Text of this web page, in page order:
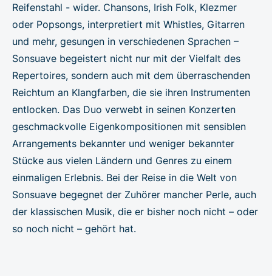
Reifenstahl - wider. Chansons, Irish Folk, Klezmer
oder Popsongs, interpretiert mit Whistles, Gitarren
und mehr, gesungen in verschiedenen Sprachen –
Sonsuave begeistert nicht nur mit der Vielfalt des
Repertoires, sondern auch mit dem überraschenden
Reichtum an Klangfarben, die sie ihren Instrumenten
entlocken. Das Duo verwebt in seinen Konzerten
geschmackvolle Eigenkompositionen mit sensiblen
Arrangements bekannter und weniger bekannter
Stücke aus vielen Ländern und Genres zu einem
einmaligen Erlebnis. Bei der Reise in die Welt von
Sonsuave begegnet der Zuhörer mancher Perle, auch
der klassischen Musik, die er bisher noch nicht – oder
so noch nicht – gehört hat.